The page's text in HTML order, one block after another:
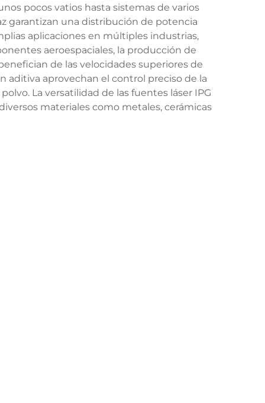
pocos vatios hasta sistemas de varios
garantizan una distribución de potencia
aplicaciones en múltiples industrias,
aeroespaciales, la producción de
de las velocidades superiores de
aditiva aprovechan el control preciso de la
La versatilidad de las fuentes láser IPG
materiales como metales, cerámicas